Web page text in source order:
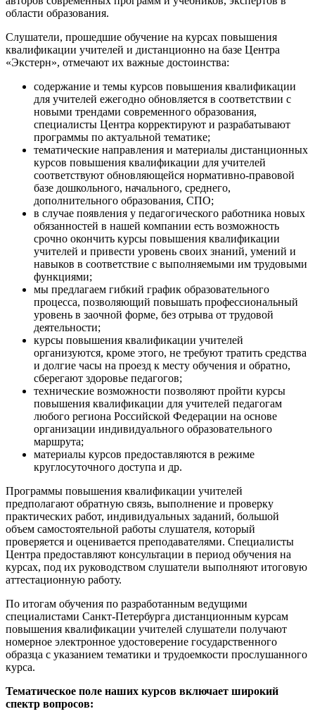
области образования.
Слушатели, прошедшие обучение на курсах повышения
квалификации учителей и дистанционно на базе Центра
«Экстерн», отмечают их важные достоинства:
содержание и темы курсов повышения квалификации
для учителей ежегодно обновляется в соответствии с
новыми трендами современного образования,
специалисты Центра корректируют и разрабатывают
программы по актуальной тематике;
тематические направления и материалы дистанционных
курсов повышения квалификации для учителей
соответствуют обновляющейся нормативно-правовой
базе дошкольного, начального, среднего,
дополнительного образования, СПО;
в случае появления у педагогического работника новых
обязанностей в нашей компании есть возможность
срочно окончить курсы повышения квалификации
учителей и привести уровень своих знаний, умений и
навыков в соответствие с выполняемыми им трудовыми
функциями;
мы предлагаем гибкий график образовательного
процесса, позволяющий повышать профессиональный
уровень в заочной форме, без отрыва от трудовой
деятельности;
курсы повышения квалификации учителей
организуются, кроме этого, не требуют тратить средства
и долгие часы на проезд к месту обучения и обратно,
сберегают здоровье педагогов;
технические возможности позволяют пройти курсы
повышения квалификации для учителей педагогам
любого региона Российской Федерации на основе
организации индивидуального образовательного
маршрута;
материалы курсов предоставляются в режиме
круглосуточного доступа и др.
Программы повышения квалификации учителей
предполагают обратную связь, выполнение и проверку
практических работ, индивидуальных заданий, большой
объем самостоятельной работы слушателя, который
проверяется и оценивается преподавателями. Специалисты
Центра предоставляют консультации в период обучения на
курсах, под их руководством слушатели выполняют итоговую
аттестационную работу.
По итогам обучения по разработанным ведущими
специалистами Санкт-Петербурга дистанционным курсам
повышения квалификации учителей слушатели получают
номерное электронное удостоверение государственного
образца с указанием тематики и трудоемкости прослушанного
курса.
Тематическое поле наших курсов включает широкий
спектр вопросов: